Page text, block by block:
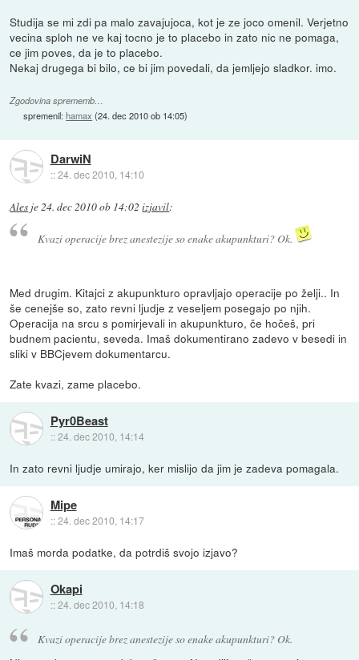
Studija se mi zdi pa malo zavajujoca, kot je ze joco omenil. Verjetno
vecina sploh ne ve kaj tocno je to placebo in zato nic ne pomaga,
ce jim poves, da je to placebo.
Nekaj drugega bi bilo, ce bi jim povedali, da jemljejo sladkor. imo.
Zgodovina sprememb…
spremenil:hamax (24. dec 2010 ob 14:05)
DarwiN
::24. dec 2010, 14:10
Ales je24. dec 2010 ob 14:02 izjavil:
Kvazi operacije brez anestezije so enake akupunkturi? Ok.
Med drugim. Kitajci z akupunkturo opravljajo operacije po želji.. In
še cenejše so, zato revni ljudje z veseljem posegajo po njih.
Operacija na srcu s pomirjevali in akupunkturo, če hočeš, pri
budnem pacientu, seveda. Imaš dokumentirano zadevo v besedi in
sliki v BBCjevem dokumentarcu.
Zate kvazi, zame placebo.
Pyr0Beast
::24. dec 2010, 14:14
In zato revni ljudje umirajo, ker mislijo da jim je zadeva pomagala.
Mipe
::24. dec 2010, 14:17
Imaš morda podatke, da potrdiš svojo izjavo?
Okapi
::24. dec 2010, 14:18
Kvazi operacije brez anestezije so enake akupunkturi? Ok.